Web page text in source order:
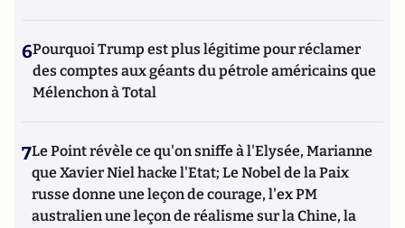
6Pourquoi Trump est plus légitime pour réclamer
des comptes aux géants du pétrole américains que
Mélenchon à Total
7Le Point révèle ce qu'on sniffe à l'Elysée, Marianne
que Xavier Niel hacke l'Etat; Le Nobel de la Paix
russe donne une leçon de courage, l'ex PM
australien une leçon de réalisme sur la Chine, la